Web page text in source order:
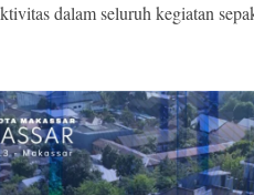
dalam seluruh kegiatan